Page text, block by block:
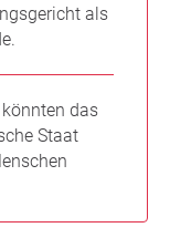
als
das
Staat